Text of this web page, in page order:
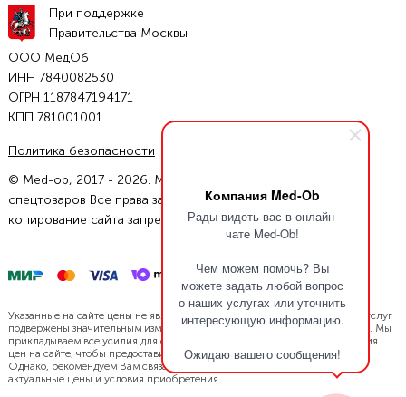
Компания Med-Ob
Рады видеть вас в онлайн-
чате Med-Ob!
Чем можем помочь? Вы
можете задать любой вопрос
о наших услугах или уточнить
интересующую информацию.
Ожидаю вашего сообщения!
При поддержке
Правительства Москвы
ООО МедОб
ИНН 7840082530
ОГРН 1187847194171
КПП 781001001
Политика безопасности
© Med-ob, 2017 - 2026. Магазин инвалидных колясок и
спецтоваров Все права защищены. Полное или частичное
копирование сайта запрещено.
Указанные на сайте цены не являются офертой. Цены нашей продукции/услуг
подвержены значительным изменениям в связи с динамикой курса валют. Мы
прикладываем все усилия для своевременной актуализации и обновления
цен на сайте, чтобы предоставить Вам наиболее точную информацию.
Однако, рекомендуем Вам связаться с нами напрямую, чтобы уточнить
актуальные цены и условия приобретения.